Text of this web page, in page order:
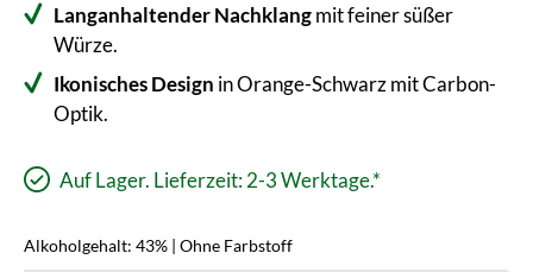
Langanhaltender Nachklangmit feiner süßer
Würze.
Ikonisches Design in Orange-Schwarz mit Carbon-
Optik.
Auf Lager. Lieferzeit: 2-3 Werktage.*
Alkoholgehalt: 43% | Ohne Farbstoff